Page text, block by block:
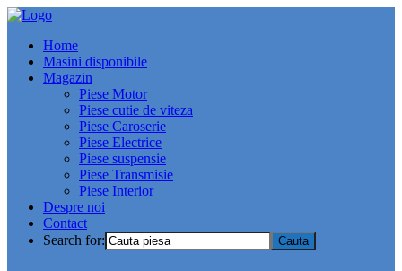
Home
Masini disponibile
Magazin
Piese Motor
Piese cutie de viteza
Piese Caroserie
Piese Electrice
Piese suspensie
Piese Transmisie
Piese Interior
Despre noi
Contact
Search for: